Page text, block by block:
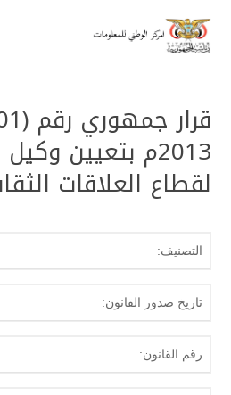
2013م بتعيين
لقطاع العلاقات
التصنيف:
تاريخ صدور القانون:
رقم القانون: